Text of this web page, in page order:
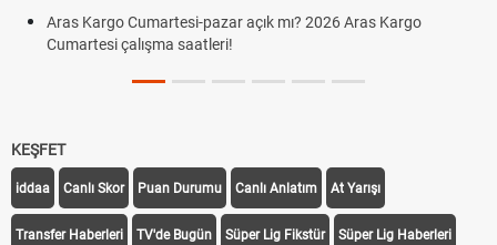
Kargo Cumartesi-pazar açık mı? 2026 Aras Kargo
çalışma saatleri!
KEŞFET
iddaa Canlı Skor Puan Durumu Canlı Anlatım At Yarışı
Transfer Haberleri TV'de Bugün Süper Lig Fikstür Süper Lig Haberleri